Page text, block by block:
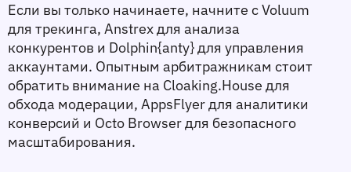
Если вы только начинаете, начните с Voluum
для трекинга, Anstrex для анализа
конкурентов и Dolphin{anty} для управления
аккаунтами. Опытным арбитражникам стоит
обратить внимание на Cloaking.House для
обхода модерации, AppsFlyer для аналитики
конверсий и Octo Browser для безопасного
масштабирования.